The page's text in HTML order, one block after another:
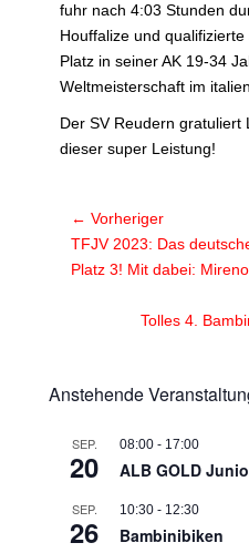
fuhr nach 4:03 Stunden
Houffalize und
Platz in seiner AK 19-34
Weltmeisterschaft im
Der SV Reudern gratuliert
dieser super Leistung!
← Vorheriger
Vorheriger
Beitrag:
TFJV 2023: Das
Platz 3! Mit dabei:
Tolles 4.
Anstehende
SEP.
20
08:00 - 17:00
ALB GOLD
SEP.
26
10:30 - 12:30
Bambinibiken